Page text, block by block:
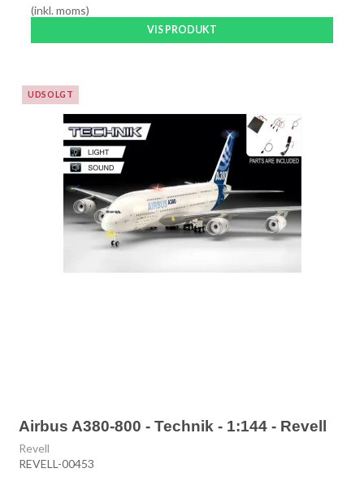
(inkl. moms)
VIS PRODUKT
UDSOLGT
Airbus A380-800 - Technik - 1:144 - Revell
Revell
REVELL-00453